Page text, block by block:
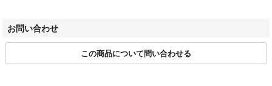
◆在庫について◆
ラクマ以外でも出品を行っております。
お問い合わせ
この商品について問い合わせる